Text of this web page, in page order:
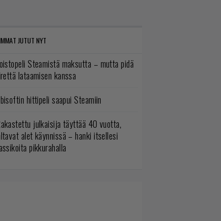
JUTUT NYT
Steamistä maksutta – mutta pidä
lataamisen kanssa
hittipeli saapui Steamiin
julkaisija täyttää 40 vuotta,
alet käynnissä – hanki itsellesi
pikkurahalla